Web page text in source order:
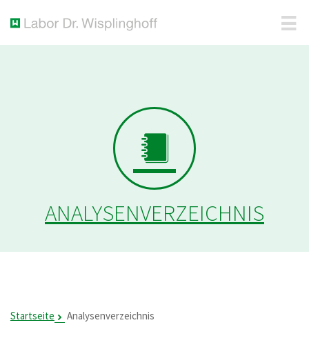
ANALYSENVERZEICHNIS
Startseite Analysenverzeichnis